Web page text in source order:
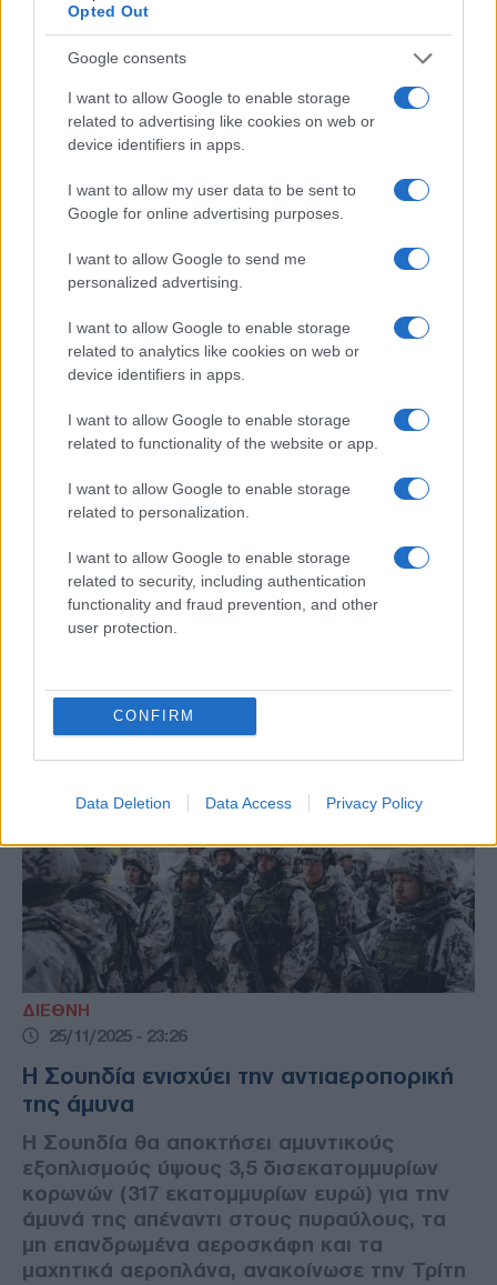
Opted Out
Google consents
I want to allow Google to enable storage
related to advertising like cookies on web or
device identifiers in apps.
I want to allow my user data to be sent to
Google for online advertising purposes.
I want to allow Google to send me
personalized advertising.
I want to allow Google to enable storage
related to analytics like cookies on web or
device identifiers in apps.
I want to allow Google to enable storage
related to functionality of the website or app.
I want to allow Google to enable storage
related to personalization.
I want to allow Google to enable storage
related to security, including authentication
functionality and fraud prevention, and other
user protection.
CONFIRM
Data Deletion Data Access Privacy Policy
Η Τουρκία φέρεται να ανέπτυξε στα
κατεχόμενα της Κύπρου το αντιαεροπορικό
σύστημα Şahın, εξοπλισμένο με πυροβόλο
διαμετρήματος 40 χιλιοστών.
ΔΙΕΘΝΗ
Ζελένσκι: Ανεπαρκής η αντιαεροπορική
βοήθεια – Προειδοποίηση για νέες
μαζικές ρωσικές επιθέσεις
Όπως τόνισε, η ενδυνάμωση της
αντιαεροπορικής άμυνας αποτελεί ύψιστη
προτεραιότητα, καθώς οι ρωσικές απειλές
ΔΙΕΘΝΗ
25/11/2025 - 23:26
Η Σουηδία ενισχύει την αντιαεροπορική
της άμυνα
Η Σουηδία θα αποκτήσει αμυντικούς
εξοπλισμούς ύψους 3,5 δισεκατομμυρίων
κορωνών (317 εκατομμυρίων ευρώ) για την
άμυνά της απέναντι στους πυραύλους, τα
μη επανδρωμένα αεροσκάφη και τα
μαχητικά αεροπλάνα, ανακοίνωσε την Τρίτη